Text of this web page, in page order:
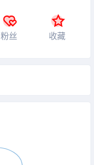
粉丝 收藏